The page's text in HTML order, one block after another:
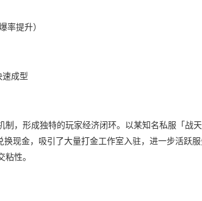
率提升）
速成型
，形成独特的玩家经济闭环。以某知名私服「战天
现金，吸引了大量打金工作室入驻，进一步活跃
性。